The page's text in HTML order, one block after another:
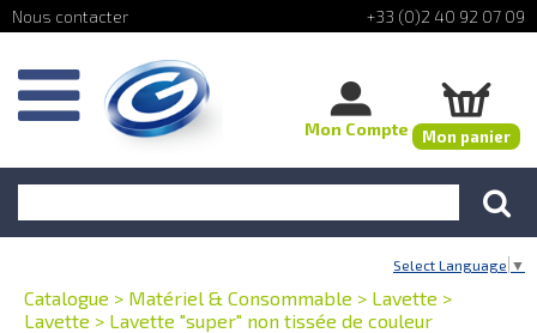
+33 (0)2 40 92 07 09
Mon Compte Mon panier
Select Language ▼
Catalogue > Matériel & Consommable > Lavette >
Lavette > Lavette "super" non tissée de couleur